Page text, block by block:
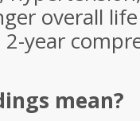
overall
year
mean?